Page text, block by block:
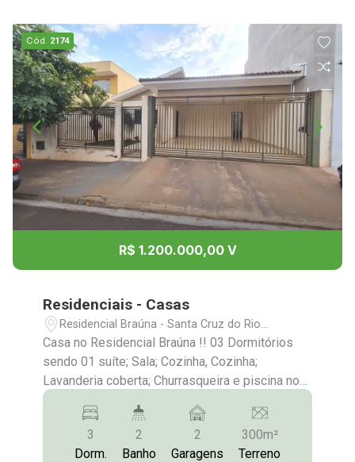
Cód. 2174
R$ 1.200.000,00 V
Residenciais - Casas
Residencial Braúna - Santa Cruz do Rio
Pardo/SP
Casa no Residencial Braúna !! 03 Dormitórios
sendo 01 suíte; Sala; Cozinha, Cozinha;
Lavanderia coberta; Churrasqueira e piscina nos
fundos; Garagem para 02 carros; Mais
Informações:(14)9.9743-9789/9.9613-
5228/3372-2528
3
Dorm.
2
Banho
2
Garagens
300m²
Terreno